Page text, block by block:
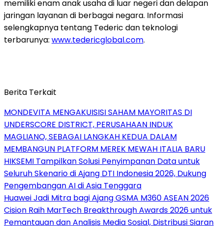
memiliki enam anak usaha di luar negeri dan delapan
jaringan layanan di berbagai negara. Informasi
selengkapnya tentang Tederic dan teknologi
terbarunya: www.tedericglobal.com.
Berita Terkait
MONDEVITA MENGAKUISISI SAHAM MAYORITAS DI
UNDERSCORE DISTRICT, PERUSAHAAN INDUK
MAGLIANO, SEBAGAI LANGKAH KEDUA DALAM
MEMBANGUN PLATFORM MEREK MEWAH ITALIA BARU
HIKSEMI Tampilkan Solusi Penyimpanan Data untuk
Seluruh Skenario di Ajang DTI Indonesia 2026, Dukung
Pengembangan AI di Asia Tenggara
Huawei Jadi Mitra bagi Ajang GSMA M360 ASEAN 2026
Cision Raih MarTech Breakthrough Awards 2026 untuk
Pemantauan dan Analisis Media Sosial, Distribusi Siaran